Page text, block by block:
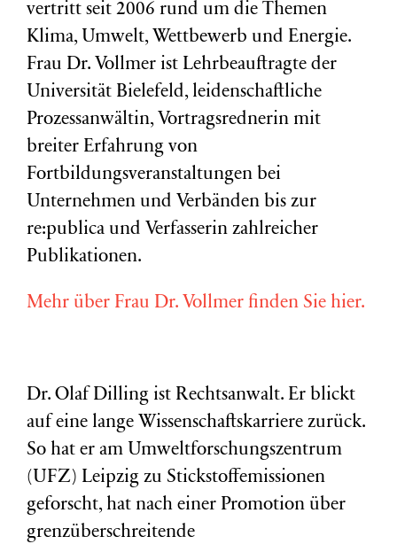
vertritt seit 2006 rund um die Themen
Klima, Umwelt, Wettbewerb und Energie.
Frau Dr. Vollmer ist Lehrbeauftragte der
Universität Bielefeld, leidenschaftliche
Prozessanwältin, Vortragsrednerin mit
breiter Erfahrung von
Fortbildungsveranstaltungen bei
Unternehmen und Verbänden bis zur
re:publica und Verfasserin zahlreicher
Publikationen.
Mehr über Frau Dr. Vollmer finden Sie hier.
Dr. Olaf Dilling ist Rechtsanwalt. Er blickt
auf eine lange Wissenschaftskarriere zurück.
So hat er am Umweltforschungszentrum
(UFZ) Leipzig zu Stickstoffemissionen
geforscht, hat nach einer Promotion über
grenzüberschreitende